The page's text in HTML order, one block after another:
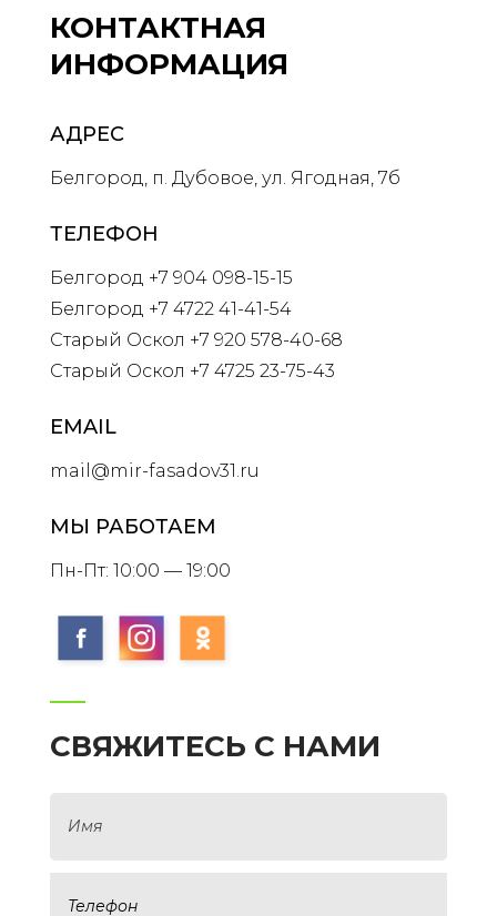
КОНТАКТНАЯ
ИНФОРМАЦИЯ
АДРЕС
Белгород, п. Дубовое, ул. Ягодная, 7б
ТЕЛЕФОН
Белгород +7 904 098-15-15
Белгород +7 4722 41-41-54
Старый Оскол +7 920 578-40-68
Старый Оскол +7 4725 23-75-43
EMAIL
mail@mir-fasadov31.ru
МЫ РАБОТАЕМ
Пн-Пт: 10:00 — 19:00
СВЯЖИТЕСЬ С НАМИ